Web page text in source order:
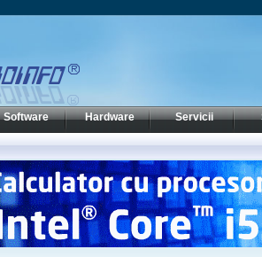
Software Hardware Servicii